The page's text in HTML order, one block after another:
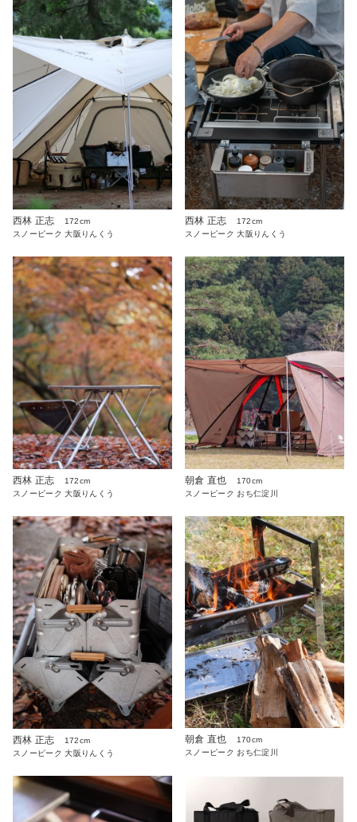
西林 正志
172cm
スノーピーク 大阪りんくう
西林 正志
172cm
スノーピーク 大阪りんくう
西林 正志
172cm
スノーピーク 大阪りんくう
朝倉 直也
170cm
スノーピーク おち仁淀川
西林 正志
172cm
スノーピーク 大阪りんくう
朝倉 直也
170cm
スノーピーク おち仁淀川